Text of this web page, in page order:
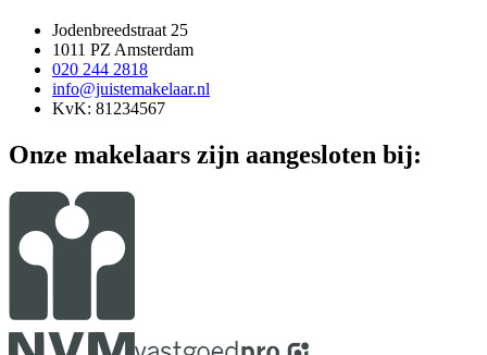
Jodenbreedstraat 25
1011 PZ Amsterdam
020 244 2818
info@juistemakelaar.nl
KvK: 81234567
Onze makelaars zijn aangesloten bij: